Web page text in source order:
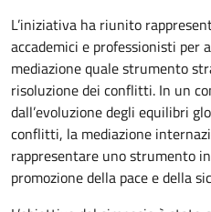
L’iniziativa ha riunito
accademici e professionisti per
mediazione quale strumento
risoluzione dei conflitti. In un
dall’evoluzione degli equilibri
conflitti, la mediazione
rappresentare uno strumento
promozione della pace e della